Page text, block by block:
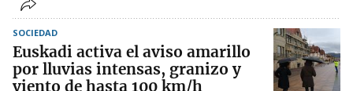
SOCIEDAD
Euskadi activa el aviso amarillo
por lluvias intensas, granizo y
viento de hasta 100 km/h